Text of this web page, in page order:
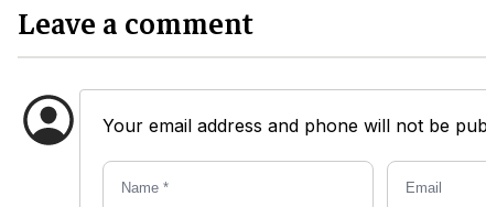
Leave a comment
Your email address and phone will not be